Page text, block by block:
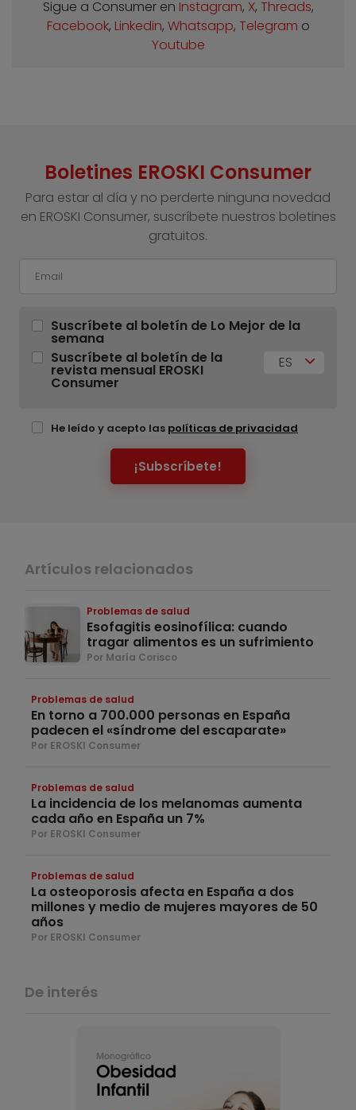
Sigue a Consumer en Instagram, X, Threads,
Facebook, Linkedin, Whatsapp, Telegram o
Youtube
Boletines EROSKI Consumer
Para estar al día y no perderte ninguna novedad
en EROSKI Consumer, suscríbete nuestros boletines
gratuitos.
Suscríbete al boletín de Lo Mejor de la
semana
Suscríbete al boletín de la
revista mensual EROSKI
Consumer
ES
He leído y acepto las políticas de privacidad
¡Subscríbete!
Artículos relacionados
Problemas de salud
Esofagitis eosinofílica: cuando
tragar alimentos es un sufrimiento
Por María Corisco
Problemas de salud
En torno a 700.000 personas en España
padecen el «síndrome del escaparate»
Por EROSKI Consumer
Problemas de salud
La incidencia de los melanomas aumenta
cada año en España un 7%
Por EROSKI Consumer
Problemas de salud
La osteoporosis afecta en España a dos
millones y medio de mujeres mayores de 50
años
Por EROSKI Consumer
De interés